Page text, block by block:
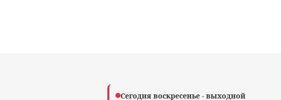
Сегодня воскресенье - выходной